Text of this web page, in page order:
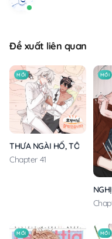
Đề xuất liên quan
MỚI
THƯA NGÀI HỔ, TÔI ĐÃ ĂN
Chapter 41
MỚI
MỚI MỚI